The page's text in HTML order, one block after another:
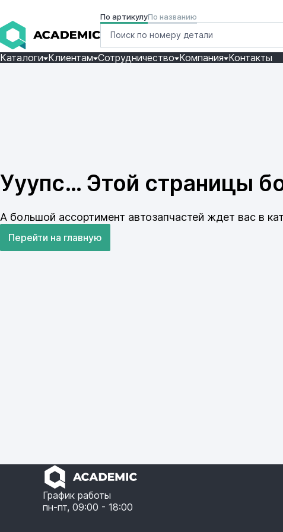
По артикулуПо названию
Каталоги Клиентам Сотрудничество Компания Контакты
Ууупс… Этой страницы
А большой ассортимент автозапчастей ждет вас в
Перейти на главную
График работы
пн-пт, 09:00 - 18:00